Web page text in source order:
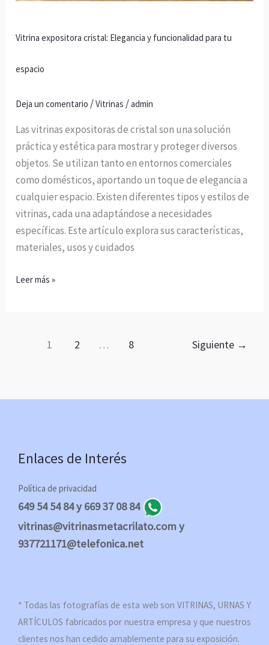
Vitrina expositora cristal: Elegancia y funcionalidad para tu
espacio
Deja un comentario /Vitrinas /admin
Las vitrinas expositoras de cristal son una solución
práctica y estética para mostrar y proteger diversos
objetos. Se utilizan tanto en entornos comerciales
como domésticos, aportando un toque de elegancia a
cualquier espacio. Existen diferentes tipos y estilos de
vitrinas, cada una adaptándose a necesidades
específicas. Este artículo explora sus características,
materiales, usos y cuidados
Leer más »
1 2 … 8 Siguiente →
Enlaces de Interés
Política de privacidad
649 54 54 84 y 669 37 08 84
vitrinas@vitrinasmetacrilato.com y
937721171@telefonica.net
* Todas las fotografías de esta web son VITRINAS, URNAS Y
ARTÍCULOS fabricados por nuestra empresa y que nuestros
clientes nos han cedido amablemente para su exposición.